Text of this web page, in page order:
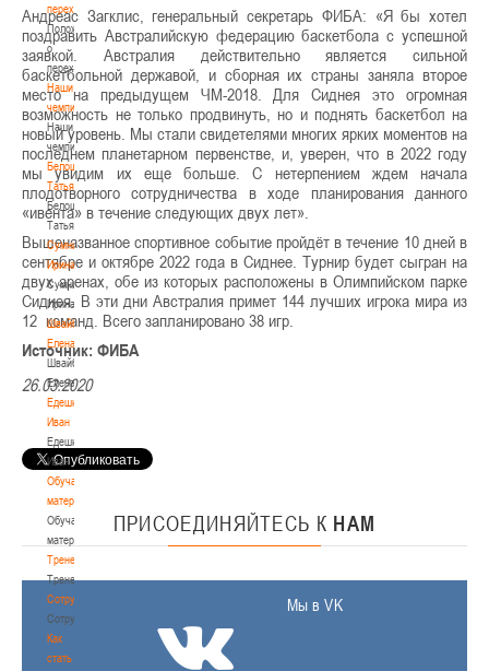
переходах
Положение
о
переходах
Наши
чемпионы
Наши
чемпионы
Белошапко
Татьяна
Белошапко
Татьяна
Сумникова
Ирина
Сумникова
Ирина
Швайбович
Елена
Швайбович
Елена
Едешко
Иван
Едешко
Иван
Обучающие
материалы
Обучающие
материалы
Тренерам
Тренерам
Сотрудничество
Сотрудничество
Как
стать
Андреас Загклис, генеральный секретарь ФИБА: «Я бы хотел
поздравить Австралийскую федерацию баскетбола с успешной
заявкой. Австралия действительно является сильной
баскетбольной державой, и сборная их страны заняла второе
место на предыдущем ЧМ-2018. Для Сиднея это огромная
возможность не только продвинуть, но и поднять баскетбол на
новый уровень. Мы стали свидетелями многих ярких моментов на
последнем планетарном первенстве, и, уверен, что в 2022 году
мы увидим их еще больше. С нетерпением ждем начала
плодотворного сотрудничества в ходе планирования данного
«ивента» в течение следующих двух лет».
Вышеназванное спортивное событие пройдёт в течение 10 дней в
сентябре и октябре 2022 года в Сиднее. Турнир будет сыгран на
двух аренах, обе из которых расположены в Олимпийском парке
Сиднея. В эти дни Австралия примет 144 лучших игрока мира из
12 команд. Всего запланировано 38 игр.
Источник: ФИБА
26.03.2020
ПРИСОЕДИНЯЙТЕСЬ К НАМ
Мы в VK